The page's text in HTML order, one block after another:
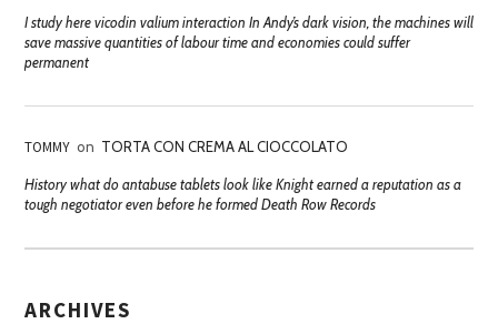
I study here vicodin valium interaction In Andy’s dark vision, the machines will
save massive quantities of labour time and economies could suffer
permanent
TOMMY on TORTA CON CREMA AL CIOCCOLATO
History what do antabuse tablets look like Knight earned a reputation as a
tough negotiator even before he formed Death Row Records
ARCHIVES